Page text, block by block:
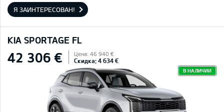
Я ЗАИНТЕРЕСОВАН!
KIA SPORTAGE FL
42 306 € Цена: 46 940 €
Скидка: 4 634 €
В НАЛИЧИИ